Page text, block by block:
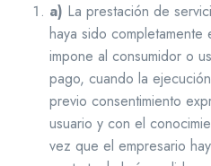
a) La prestación de
haya sido
impone al consumidor o
pago, cuando la
previo consentimiento
usuario y con el
vez que el empresario